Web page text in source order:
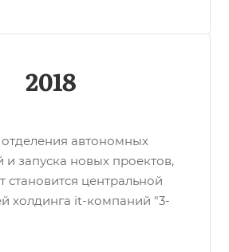
2018
отделения автономных
и запуска новых проектов,
становится центральной
холдинга it-компаний "3-